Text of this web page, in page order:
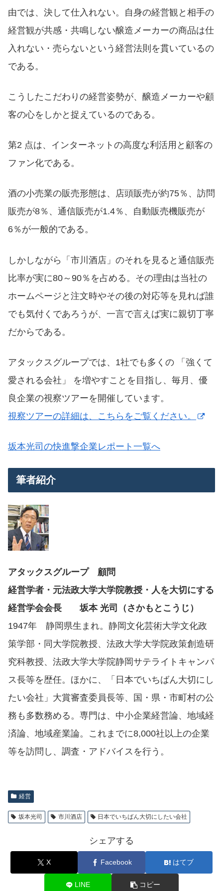
由では、決して仕入れない。自身の経営観と相手の
経営観が共感・共鳴しない醸造メーカーの商品は仕
入れない・売らないという経営法則を貫いているの
である。
こうしたこだわりの経営姿勢が、醸造メーカーや顧
客の心をしかと捉えているのである。
第2 点は、インターネットの高度な利活用と顧客の
ファン化である。
酒の小売業の販売形態は、店頭販売が約75％、訪問
販売が8％、通信販売が1.4％、自動販売機販売が
6％が一般的である。
しかしながら「市川酒店」のそれを見ると通信販売
比率が実に80～90％を占める。その理由は当社の
ホームページと注文時やその後の対応等を見れば誰
でも気付くであろうが、一言で言えば実に親切丁寧
だからである。
アタックスグループでは、1社でも多くの 「強くて
愛される会社」 を増やすことを目指し、毎月、優
良企業の視察ツアーを開催しています。
視察ツアーの詳細は、こちらをご覧ください。
坂本光司の快進撃企業レポート一覧へ
筆者紹介
アタックスグループ 顧問
経営学者・元法政大学大学院教授・人を大切にする
経営学会会長 坂本 光司（さかもとこうじ）
1947年 静岡県生まれ。静岡文化芸術大学文化政
策学部・同大学院教授、法政大学大学院政策創造研
究科教授、法政大学大学院静岡サテライトキャンパ
ス長等を歴任。ほかに、「日本でいちばん大切にし
たい会社」大賞審査委員長等、国・県・市町村の公
務も多数務める。専門は、中小企業経営論、地域経
済論、地域産業論。これまでに8,000社以上の企業
等を訪問し、調査・アドバイスを行う。
経営
坂本光司 市川酒店 日本でいちばん大切にしたい会社
シェアする
X Facebook はてブ
LINE コピー